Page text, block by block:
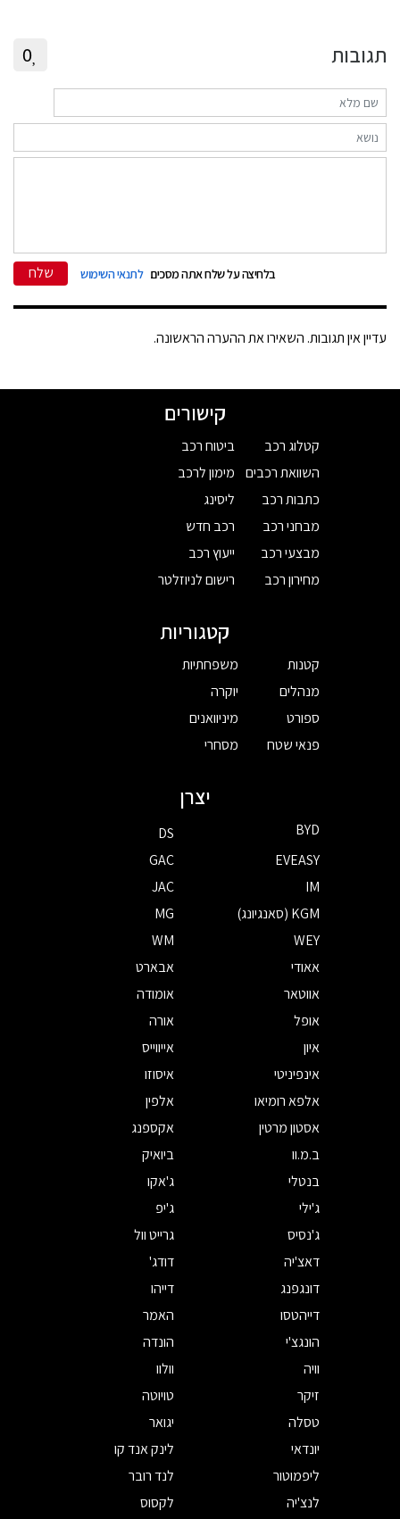
תגובות 0
בלחיצה על שלח אתה מסכים לתנאי השימוש שלח
עדיין אין תגובות. השאירו את ההערה הראשונה.
קישורים
קטלוג רכב
השוואת רכבים
כתבות רכב
מבחני רכב
מבצעי רכב
מחירון רכב
ביטוח רכב
מימון לרכב
ליסינג
רכב חדש
ייעוץ רכב
רישום לניוזלטר
קטגוריות
קטנות
מנהלים
ספורט
פנאי שטח
משפחתיות
יוקרה
מיניוואנים
מסחרי
יצרן
BYD
DS
EVEASY
GAC
IM
JAC
KGM (סאנגיונג)
MG
WEY
WM
אאודי
אבארט
אווטאר
אומודה
אופל
אורה
איון
אייווייס
אינפיניטי
איסוזו
אלפא רומיאו
אלפין
אסטון מרטין
אקספנג
ב.מ.וו
ביואיק
בנטלי
ג'אקו
ג'ילי
ג'יפ
ג'נסיס
גרייט וול
דאצ'יה
דודג'
דונגפנג
דייהו
דייהטסו
האמר
הונגצ'י
הונדה
וויה
וולוו
זיקר
טויוטה
טסלה
יגואר
יונדאי
לינק אנד קו
ליפמוטור
לנד רובר
לנצ'יה
לקסוס